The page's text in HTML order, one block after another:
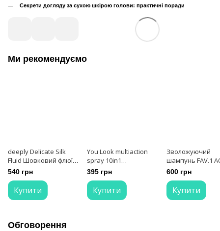
Секрети догляду за сухою шкірою голови: практичні поради
Ми рекомендуємо
deeply Delicate Silk
Fluid Шовковий флюїд
для волосся
540 грн
Купити
You Look multiaction
spray 10in1
мультиспрей миттєвої
дії 10в1 200 мл
395 грн
Купити
Зволожуючий
шампунь FAV.1
WAVE SHAMPOO
600 грн
Купити
Обговорення